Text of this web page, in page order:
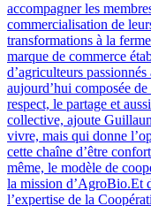
accompagner les
commercialisation de
transformations à la
marque de commerce
d’agriculteurs
aujourd’hui composée
respect, le partage et
collective, ajoute
vivre, mais qui donne
cette chaîne d’être
même, le modèle de
la mission d’AgroBio.Et
l’expertise de la